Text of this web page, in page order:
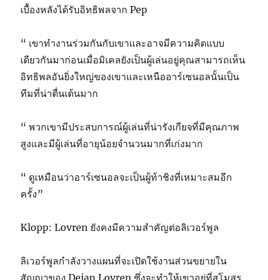
เบื้องหลังได้รับอิทธิพลจาก Pep
“ เขาทำงานร่วมกันกับเขาและอาจมีความคิดแบบ
เดียวกันมาก่อนเมื่อมิเคลยังเป็นผู้เล่นอยู่คุณสามารถเห็น
อิทธิพลอันยิ่งใหญ่ของเขาและเหนืออาร์เซนอลนั้นเป็น
ทีมที่น่าตื่นเต้นมาก
“ พวกเขามีประสบการณ์ผู้เล่นที่น่ารังเกียจที่มีคุณภาพ
สูงและมีผู้เล่นที่อายุน้อยจำนวนมากที่เก่งมาก
“ ดูเหมือนว่าอาร์เซนอลจะเป็นผู้ท้าชิงที่เหมาะสมอีก
ครั้ง”
Klopp: Lovren ยังคงมีความสำคัญต่อลิเวอร์พูล
ลิเวอร์พูลกำลังวางแผนที่จะเปิดใช้งานส่วนขยายใน